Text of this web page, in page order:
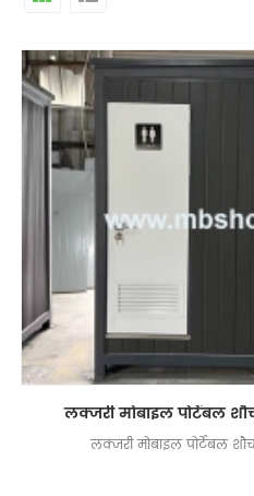
लक्जरी मोबाइल पोर्टेबल
लक्जरी मोबाइल पोर्टेबल